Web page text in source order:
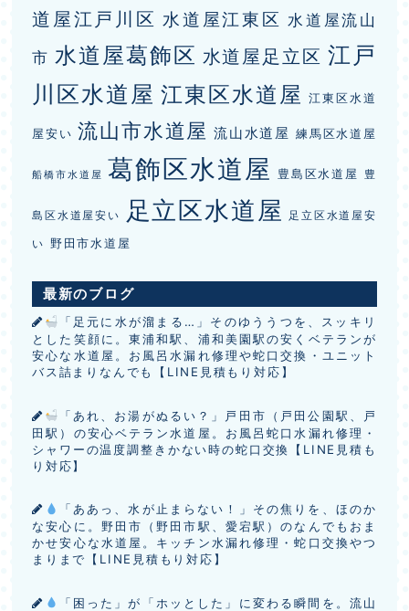
道屋江戸川区 水道屋江東区 水道屋流山
市 水道屋葛飾区 水道屋足立区 江戸
川区水道屋 江東区水道屋 江東区水道
屋安い 流山市水道屋 流山水道屋 練馬区水道屋
船橋市水道屋 葛飾区水道屋 豊島区水道屋 豊
島区水道屋安い 足立区水道屋 足立区水道屋安
い 野田市水道屋
最新のブログ
「足元に水が溜まる…」そのゆううつを、スッキリ
とした笑顔に。東浦和駅、浦和美園駅の安くベテランが
安心な水道屋。お風呂水漏れ修理や蛇口交換・ユニット
バス詰まりなんでも【LINE見積もり対応】
「あれ、お湯がぬるい？」戸田市（戸田公園駅、戸
田駅）の安心ベテラン水道屋。お風呂蛇口水漏れ修理・
シャワーの温度調整きかない時の蛇口交換【LINE見積も
り対応】
「ああっ、水が止まらない！」その焦りを、ほのか
な安心に。野田市（野田市駅、愛宕駅）のなんでもおま
かせ安心な水道屋。キッチン水漏れ修理・蛇口交換やつ
まりまで【LINE見積もり対応】
「困った」が「ホッとした」に変わる瞬間を。流山